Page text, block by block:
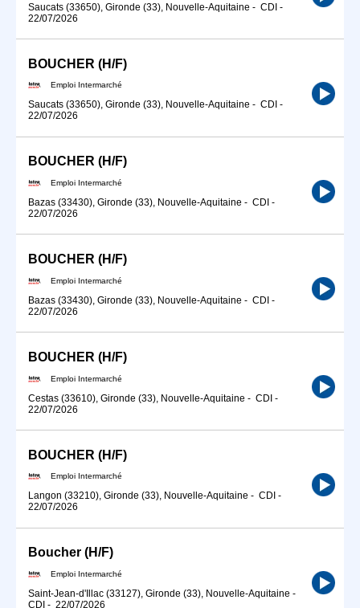
Saucats (33650), Gironde (33), Nouvelle-Aquitaine - CDI -
22/07/2026
BOUCHER (H/F)
Emploi Intermarché
Saucats (33650), Gironde (33), Nouvelle-Aquitaine - CDI -
22/07/2026
BOUCHER (H/F)
Emploi Intermarché
Bazas (33430), Gironde (33), Nouvelle-Aquitaine - CDI -
22/07/2026
BOUCHER (H/F)
Emploi Intermarché
Bazas (33430), Gironde (33), Nouvelle-Aquitaine - CDI -
22/07/2026
BOUCHER (H/F)
Emploi Intermarché
Cestas (33610), Gironde (33), Nouvelle-Aquitaine - CDI -
22/07/2026
BOUCHER (H/F)
Emploi Intermarché
Langon (33210), Gironde (33), Nouvelle-Aquitaine - CDI -
22/07/2026
Boucher (H/F)
Emploi Intermarché
Saint-Jean-d'Illac (33127), Gironde (33), Nouvelle-Aquitaine -
CDI - 22/07/2026